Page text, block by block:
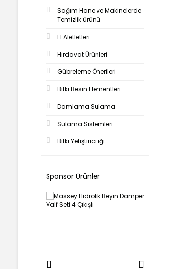
Sağım Hane ve Makinelerde
Temizlik ürünü
El Aletletleri
Hırdavat Ürünleri
Gübreleme Önerileri
Bitki Besin Elementleri
Damlama Sulama
Sulama Sistemleri
Bitki Yetiştiriciliği
Sponsor Ürünler